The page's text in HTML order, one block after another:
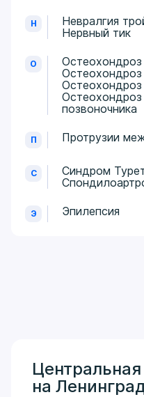
Н
Невралгия
Нервный тик
О
Остеохондроз
Остеохондроз
Остеохондроз
позвоночника
П Протрузии
С
Синдром
Э Эпилепсия
на